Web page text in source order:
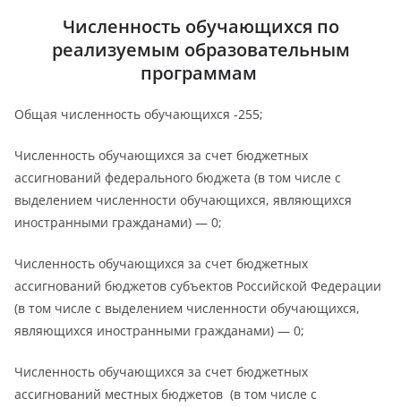
Численность обучающихся по
реализуемым образовательным
программам
Общая численность обучающихся -255;
Численность обучающихся за счет бюджетных
ассигнований федерального бюджета (в том числе с
выделением численности обучающихся, являющихся
иностранными гражданами) — 0;
Численность обучающихся за счет бюджетных
ассигнований бюджетов субъектов Российской Федерации
(в том числе с выделением численности обучающихся,
являющихся иностранными гражданами) — 0;
Численность обучающихся за счет бюджетных
ассигнований местных бюджетов (в том числе с